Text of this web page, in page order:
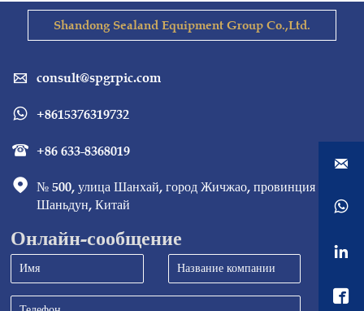
Shandong Sealand Equipment Group Co.,Ltd.
 consult@spgrpic.com
 +8615376319732
 +86 633-8368019
 № 500, улица Шанхай, город Жичжао, провинция
Шаньдун, Китай
Онлайн-сообщение



